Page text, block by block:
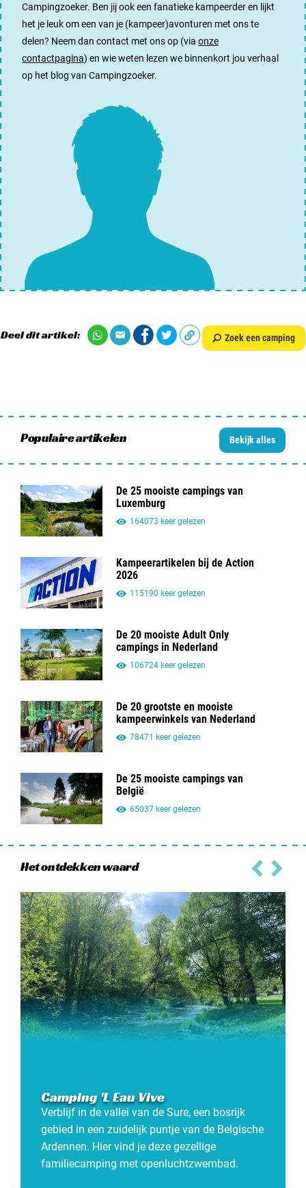
Campingzoeker. Ben jij ook een fanatieke kampeerder en lijkt
het je leuk om een van je (kampeer)avonturen met ons te
delen? Neem dan contact met ons op (via onze
contactpagina) en wie weten lezen we binnenkort jou verhaal
op het blog van Campingzoeker.
Deel dit artikel: Zoek een camping
Populaire artikelen Bekijk alles
De 25 mooiste campings van
Luxemburg
164073 keer gelezen
Kampeerartikelen bij de Action
2026
115190 keer gelezen
De 20 mooiste Adult Only
campings in Nederland
106724 keer gelezen
De 20 grootste en mooiste
kampeerwinkels van Nederland
78471 keer gelezen
De 25 mooiste campings van
België
65037 keer gelezen
Het ontdekken waard
Camping 'L Eau Vive
Verblijf in de vallei van de Sure, een bosrijk
gebied in een zuidelijk puntje van de Belgische
Ardennen. Hier vind je deze gezellige
familiecamping met openluchtzwembad.